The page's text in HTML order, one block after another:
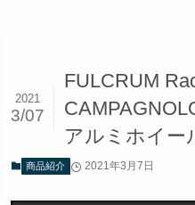
FULCRUM
アルミホイー
2021
3/07
商品紹介 2021年3月7日